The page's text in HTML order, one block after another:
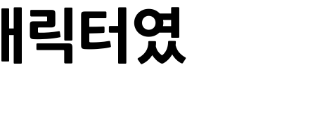
릭터였